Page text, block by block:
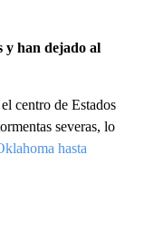
y han dejado al
centro de Estados
severas, lo
hasta